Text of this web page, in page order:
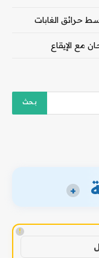
حرائق الغابات
+
!